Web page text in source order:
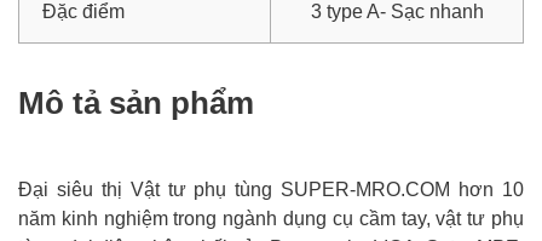
Đặc điểm 3 type A- Sạc nhanh
Mô tả sản phẩm
Đại siêu thị Vật tư phụ tùng SUPER-MRO.COM hơn 10
năm kinh nghiệm trong ngành dụng cụ cầm tay, vật tư phụ